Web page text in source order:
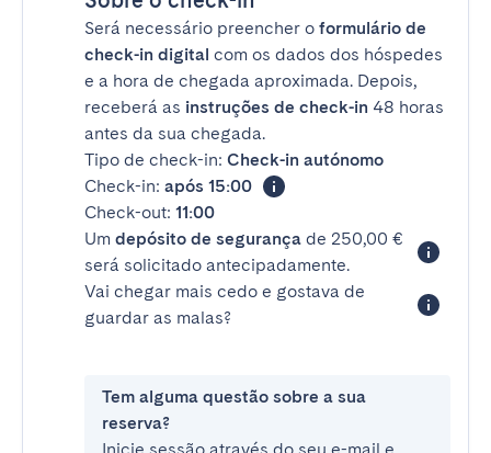
Será necessário preencher o formulário de
check-in digital com os dados dos hóspedes
e a hora de chegada aproximada. Depois,
receberá as instruções de check-in 48 horas
antes da sua chegada.
Tipo de check-in: Check-in autónomo
Check-in: após 15:00
Check-out: 11:00
Um depósito de segurança de 250,00 €
será solicitado antecipadamente.
Vai chegar mais cedo e gostava de
guardar as malas?
Tem alguma questão sobre a sua
reserva?